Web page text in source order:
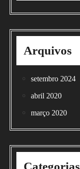
Arquivos
setembro 2024
abril 2020
março 2020